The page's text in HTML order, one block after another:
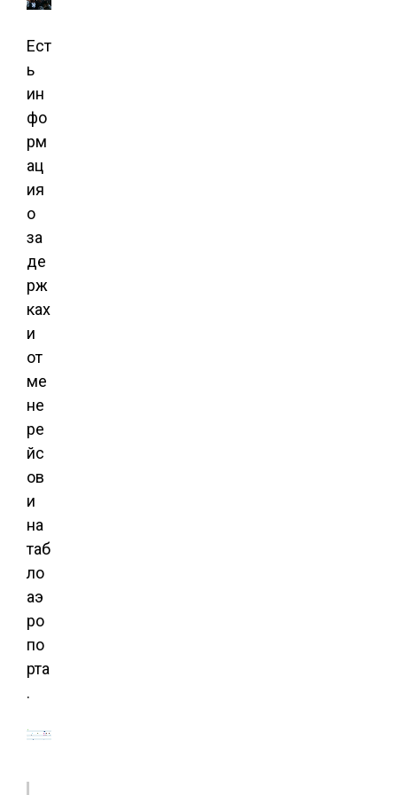
Ест
ь
ин
фо
рм
ац
ия
о
за
де
рж
ках
и
от
ме
не
ре
йс
ов
и
на
таб
ло
аэ
ро
по
рта
.